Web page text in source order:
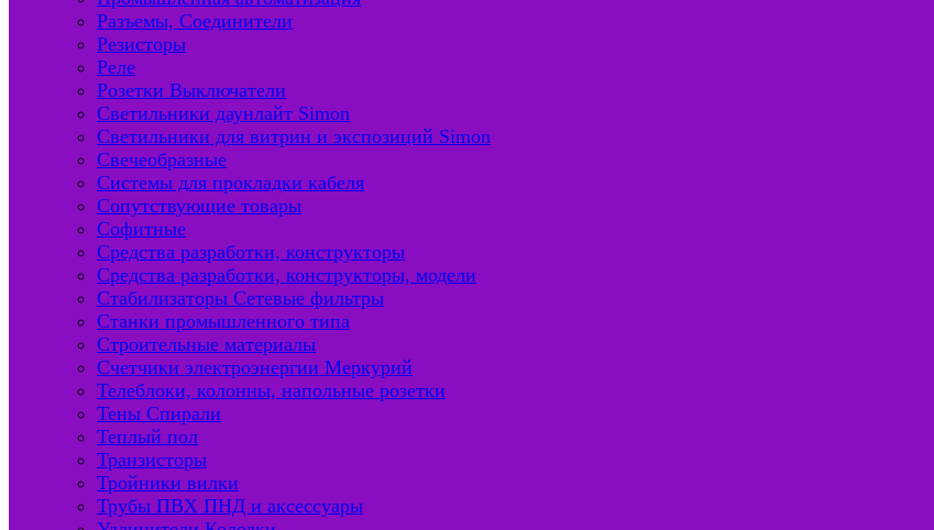
Разъемы, Соединители
Резисторы
Реле
Розетки Выключатели
Светильники даунлайт Simon
Светильники для витрин и экспозиций Simon
Свечеобразные
Системы для прокладки кабеля
Сопутствующие товары
Софитные
Средства разработки, конструкторы
Средства разработки, конструкторы, модели
Стабилизаторы Сетевые фильтры
Станки промышленного типа
Строительные материалы
Счетчики электроэнергии Меркурий
Телеблоки, колонны, напольные розетки
Тены Спирали
Теплый пол
Транзисторы
Тройники вилки
Трубы ПВХ ПНД и аксессуары